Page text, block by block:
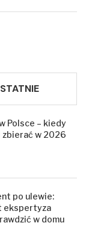
Polsce – kiedy
zbierać w 2026
po ulewie:
ekspertyza
w domu